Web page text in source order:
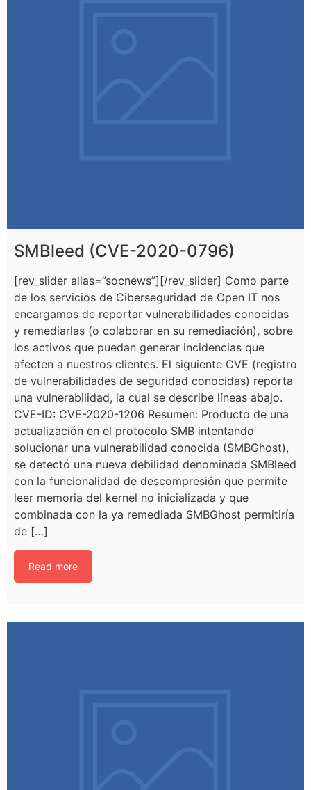
SMBleed (CVE-2020-0796)
[rev_slider alias=”socnews”][/rev_slider] Como parte
de los servicios de Ciberseguridad de Open IT nos
encargamos de reportar vulnerabilidades conocidas
y remediarlas (o colaborar en su remediación), sobre
los activos que puedan generar incidencias que
afecten a nuestros clientes. El siguiente CVE (registro
de vulnerabilidades de seguridad conocidas) reporta
una vulnerabilidad, la cual se describe líneas abajo.
CVE-ID: CVE-2020-1206 Resumen: Producto de una
actualización en el protocolo SMB intentando
solucionar una vulnerabilidad conocida (SMBGhost),
se detectó una nueva debilidad denominada SMBleed
con la funcionalidad de descompresión que permite
leer memoria del kernel no inicializada y que
combinada con la ya remediada SMBGhost permitiría
de […]
Read more